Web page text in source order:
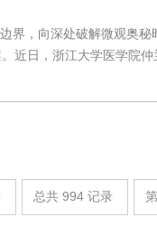
界，向深处破解微观奥秘
近日，浙江大学医学院
质的神秘面纱，分享了
总共 994 记录